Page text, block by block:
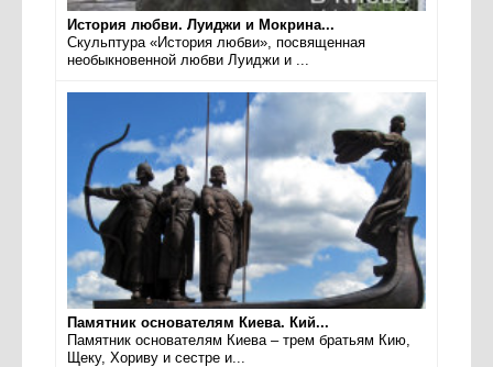
История любви. Луиджи и Мокрина...
Скульптура «История любви», посвященная
необыкновенной любви Луиджи и ...
Памятник основателям Киева. Кий...
Памятник основателям Киева – трем братьям Кию,
Щеку, Хориву и сестре и...